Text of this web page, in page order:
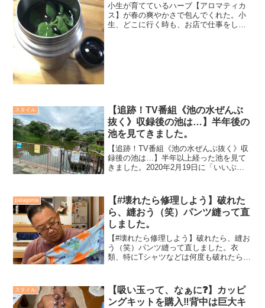
小生が育てているハーブ【アロマティカ
ス】が春の爽やかさで包んでくれた。小
生、どこに行く時も、お店で仕事をして
スタイル
【追跡！TV番組《池の水ぜんぶ
抜く》収録後の池は…】半年後の
池を見てきました。
【追跡！TV番組《池の水ぜんぶ抜く》収
録後の池は…】半年以上経った池を見て
きました。2020年2月19日に「いいぶさ
発に動いているだろう、目視のみになる
が、チェックして...
patagonia
【#壊れたら修理しよう】破れた
ら、縫おう（笑）パンツ縫って直
しました。
【#壊れたら修理しよう】破れたら、縫お
う（笑）パンツ縫って直しました。衣
類、特にTシャツなどは何度も破れたら縫
れたり、糸が解けてしまい縫い合わせ部
分が開いてしまったりす...
スタイル
【吸い玉って、なぁに❓】カッピ
ングキットを購入‼️背中は巨大キ